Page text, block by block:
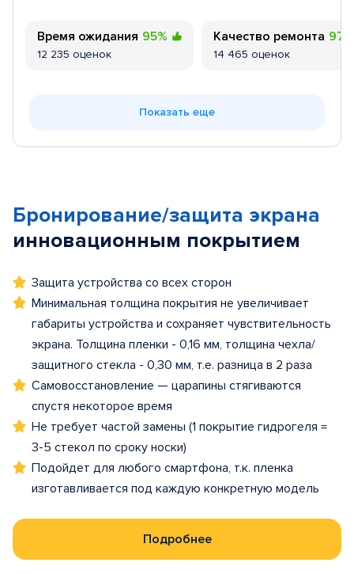
Время ожидания 95%
12 235 оценок
Качество ремонта 97%
14 465 оценок
Показать еще
Бронирование/защита экрана
инновационным покрытием
Защита устройства со всех сторон
Минимальная толщина покрытия не увеличивает
габариты устройства и сохраняет чувствительность
экрана. Толщина пленки - 0,16 мм, толщина чехла/
защитного стекла - 0,30 мм, т.е. разница в 2 раза
Самовосстановление — царапины стягиваются
спустя некоторое время
Не требует частой замены (1 покрытие гидрогеля =
3-5 стекол по сроку носки)
Подойдет для любого смартфона, т.к. пленка
изготавливается под каждую конкретную модель
Подробнее